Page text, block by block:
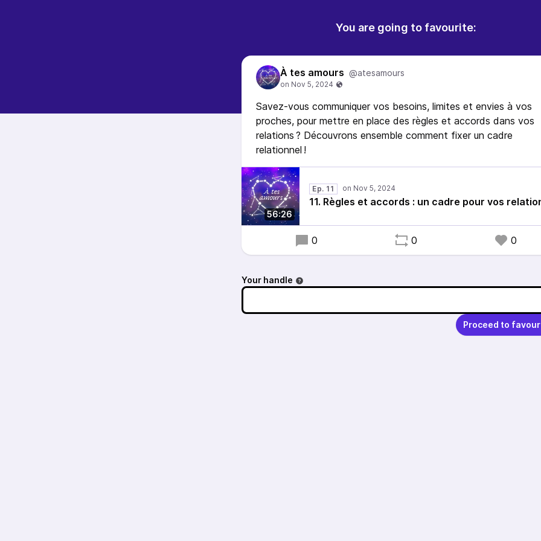
You are going to favourite:
À tes amours @atesamours
Savez-vous communiquer vos besoins, limites et envies à vos
proches, pour mettre en place des règles et accords dans vos
relations ? Découvrons ensemble comment fixer un cadre
relationnel !
56:26
Ep. 11
11. Règles et accords : un cadre pour vos
0 0 0
Your handle
Proceed to